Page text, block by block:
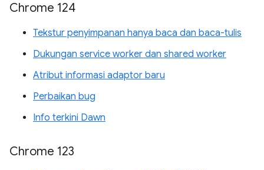
Chrome 124
Tekstur penyimpanan hanya baca dan baca-tulis
Dukungan service worker dan shared worker
Atribut informasi adaptor baru
Perbaikan bug
Info terkini Dawn
Chrome 123